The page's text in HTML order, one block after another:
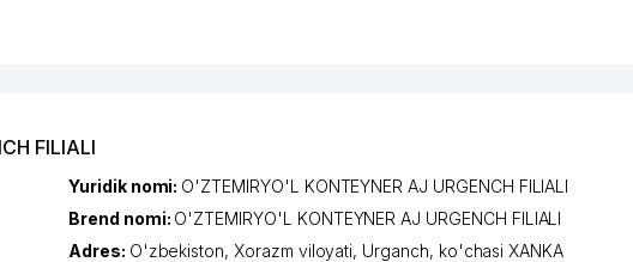
FILIALI
Yuridik nomi: O'ZTEMIRYO'L KONTEYNER AJ URGENCH FILIALI
Brend nomi: O'ZTEMIRYO'L KONTEYNER AJ URGENCH FILIALI
Adres: O'zbekiston,Xorazm viloyati, Urganch, ko'chasi XANKA